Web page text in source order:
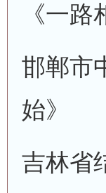
《一路
邯郸市
始》
吉林省